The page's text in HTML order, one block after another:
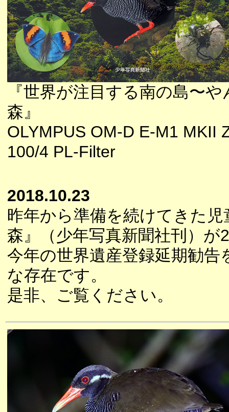
『世界が注目する南の島〜
森』
OLYMPUS OM-D E-M1 MKII
100/4 PL-Filter
2018.10.23
昨年から準備を続けてきた
森』（少年写真新聞社刊）
今年の世界遺産登録延期勧
な存在です。
是非、ご覧ください。